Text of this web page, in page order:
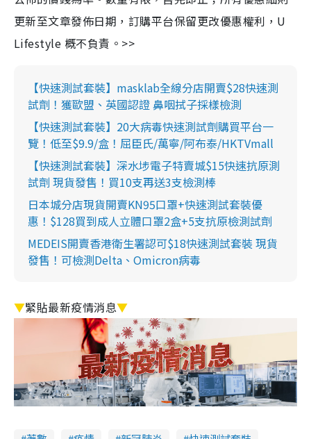
更新至文章發佈日期，訂購平台保留更改優惠權利，U
Lifestyle 概不負責。>>
【快速測試套裝】masklab全線分店開賣$28快速測
試劑！獲歐盟、英國認證 鼻咽拭子採樣檢測
【快速測試套裝】20大病毒快速測試劑購買平台一
覽！低至$9.9/盒！屈臣氏/萬寧/阿布泰/HKTVmall
【快速測試套裝】深水埗電子特賣城$15快速抗原測
試劑 現貨發售！買10支再送3支檢測棒
日本城分店現貨開賣KN95口罩+快速測試套裝優
惠！$128買到成人立體口罩2盒+5支抗原檢測試劑
MEDEIS開賣香港衛生署認可$18快速測試套裝 現貨
發售！可檢測Delta、Omicron病毒
▼緊貼最新疫情消息▼